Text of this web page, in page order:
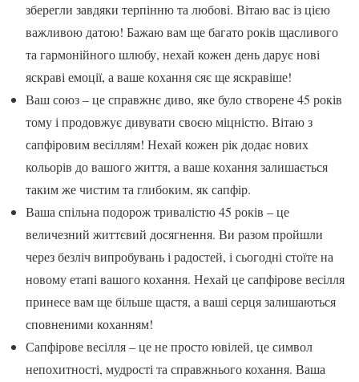
зберегли завдяки терпінню та любові. Вітаю вас із цією
важливою датою! Бажаю вам ще багато років щасливого
та гармонійного шлюбу, нехай кожен день дарує нові
яскраві емоції, а ваше кохання сяє ще яскравіше!
Ваш союз – це справжнє диво, яке було створене 45 років
тому і продовжує дивувати своєю міцністю. Вітаю з
сапфіровим весіллям! Нехай кожен рік додає нових
кольорів до вашого життя, а ваше кохання залишається
таким же чистим та глибоким, як сапфір.
Ваша спільна подорож тривалістю 45 років – це
величезний життєвий досягнення. Ви разом пройшли
через безліч випробувань і радостей, і сьогодні стоїте на
новому етапі вашого кохання. Нехай це сапфірове весілля
принесе вам ще більше щастя, а ваші серця залишаються
сповненими коханням!
Сапфірове весілля – це не просто ювілей, це символ
непохитності, мудрості та справжнього кохання. Ваша